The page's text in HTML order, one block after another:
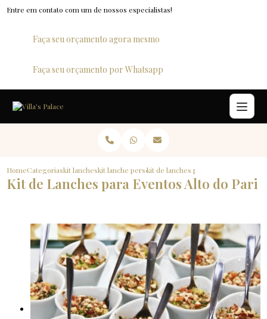
Entre em contato com um de nossos especialistas!
Faça seu orçamento agora mesmo
Faça seu orçamento por Whatsapp
HomeCategoriaskit lancheskit lanche personalizadokit de lanches para eventos alto do
Kit de Lanches para Eventos Alto do Pari